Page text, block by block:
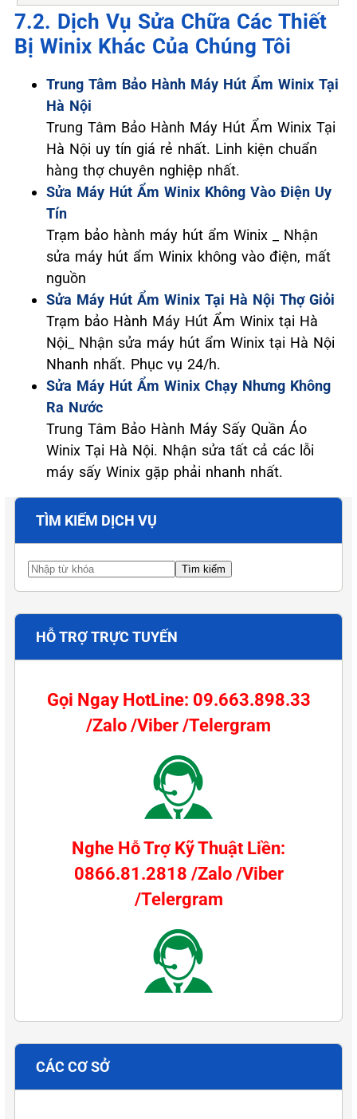
7.2. Dịch Vụ Sửa Chữa Các Thiết
Bị Winix Khác Của Chúng Tôi
Trung Tâm Bảo Hành Máy Hút Ẩm Winix Tại
Hà Nội
Trung Tâm Bảo Hành Máy Hút Ẩm Winix Tại
Hà Nội uy tín giá rẻ nhất. Linh kiện chuẩn
hàng thợ chuyên nghiệp nhất.
Sửa Máy Hút Ẩm Winix Không Vào Điện Uy
Tín
Trạm bảo hành máy hút ẩm Winix _ Nhận
sửa máy hút ẩm Winix không vào điện, mất
nguồn
Sửa Máy Hút Ẩm Winix Tại Hà Nội Thợ Giỏi
Trạm bảo Hành Máy Hút Ẩm Winix tại Hà
Nội_ Nhận sửa máy hút ẩm Winix tại Hà Nội
Nhanh nhất. Phục vụ 24/h.
Sửa Máy Hút Ẩm Winix Chạy Nhưng Không
Ra Nước
Trung Tâm Bảo Hành Máy Sấy Quần Áo
Winix Tại Hà Nội. Nhận sửa tất cả các lỗi
máy sấy Winix gặp phải nhanh nhất.
TÌM KIẾM DỊCH VỤ
HỖ TRỢ TRỰC TUYẾN
Gọi Ngay HotLine: 09.663.898.33
/Zalo /Viber /Telergram
Nghe Hỗ Trợ Kỹ Thuật Liền:
0866.81.2818 /Zalo /Viber
/Telergram
CÁC CƠ SỞ